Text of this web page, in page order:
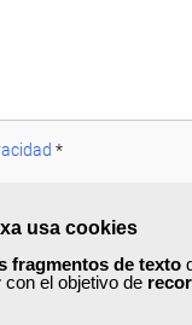
usa cookies
fragmentos de texto
con el objetivo de
*